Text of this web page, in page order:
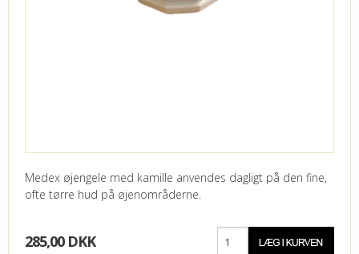
Medex øjengele med kamille anvendes dagligt på den fine,
ofte tørre hud på øjenområderne.
285,00 DKK